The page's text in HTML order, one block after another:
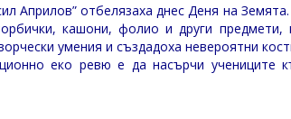
Априлов” отбелязаха днес Деня на
кашони, фолио и други предмети,
умения и създадоха невероятни
еко ревю е да насърчи учениците